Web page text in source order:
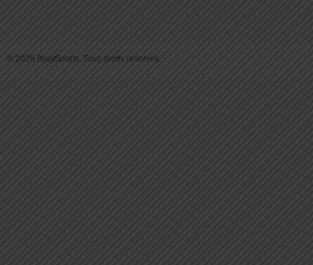
© 2026 BraySports. Tous droits reservés.